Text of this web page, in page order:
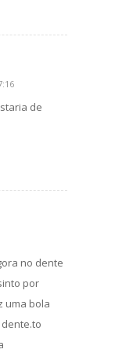
de
no dente
por
uma bola